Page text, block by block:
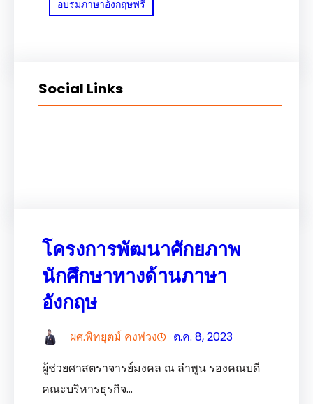
อบรมภาษาอังกฤษฟรี
Social Links
โครงการพัฒนาศักยภาพ
นักศึกษาทางด้านภาษา
อังกฤษ
ผศ.พิทยุตม์ คงพ่วง
ต.ค. 8, 2023
ผู้ช่วยศาสตราจารย์มงคล ณ ลำพูน รองคณบดี
คณะบริหารธุรกิจ…